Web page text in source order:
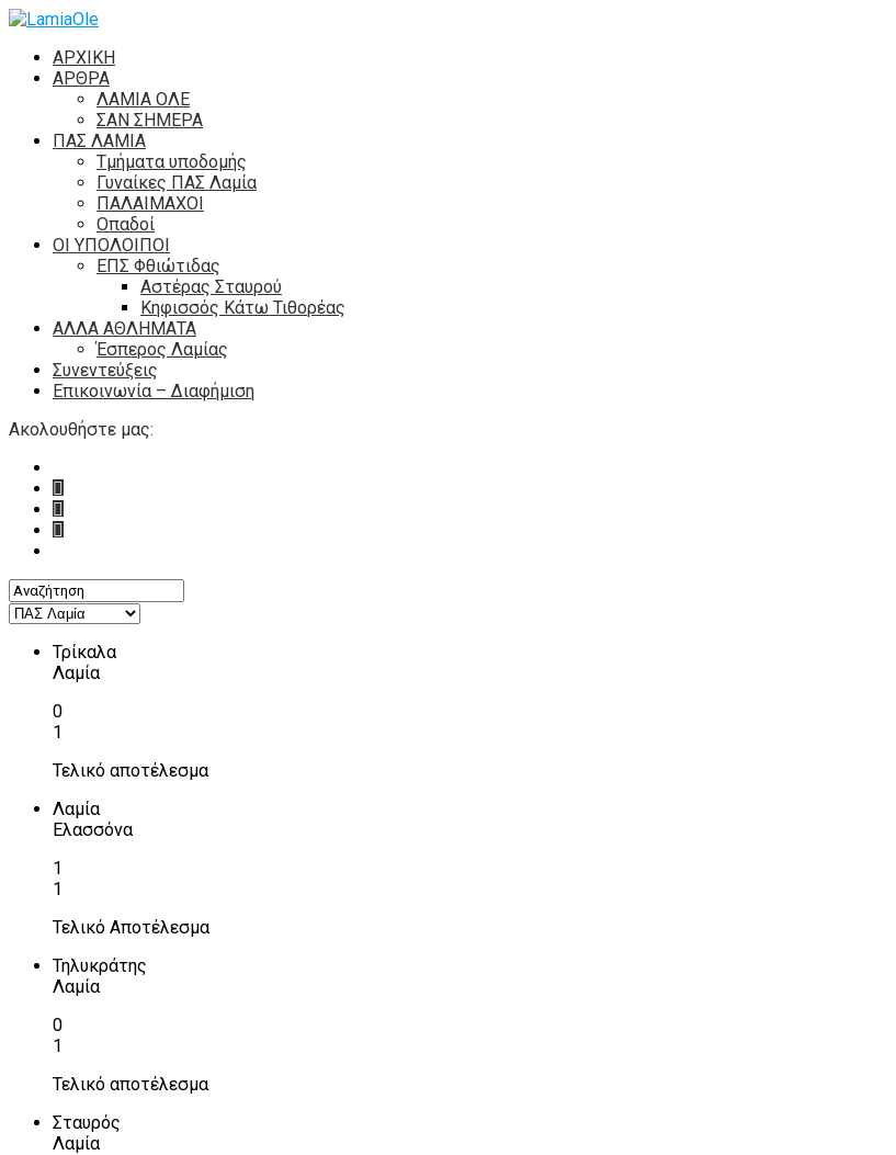
ΑΡΧΙΚΗ
ΑΡΘΡΑ
ΛΑΜΙΑ ΟΛΕ
ΣΑΝ ΣΗΜΕΡΑ
ΠΑΣ ΛΑΜΙΑ
Τμήματα υποδομής
Γυναίκες ΠΑΣ Λαμία
ΠΑΛΑΙΜΑΧΟΙ
Οπαδοί
ΟΙ ΥΠΟΛΟΙΠΟΙ
ΕΠΣ Φθιώτιδας
Αστέρας Σταυρού
Κηφισσός Κάτω Τιθορέας
ΑΛΛΑ ΑΘΛΗΜΑΤΑ
Έσπερος Λαμίας
Συνεντεύξεις
Επικοινωνία – Διαφήμιση
Ακολουθήστε μας:
Τρίκαλα
Λαμία
0
1
Τελικό αποτέλεσμα
Λαμία
Ελασσόνα
1
1
Τελικό Αποτέλεσμα
Τηλυκράτης
Λαμία
0
1
Τελικό αποτέλεσμα
Σταυρός
Λαμία